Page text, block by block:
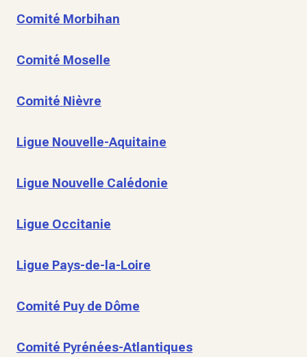
Comité Morbihan
Comité Moselle
Comité Nièvre
Ligue Nouvelle-Aquitaine
Ligue Nouvelle Calédonie
Ligue Occitanie
Ligue Pays-de-la-Loire
Comité Puy de Dôme
Comité Pyrénées-Atlantiques